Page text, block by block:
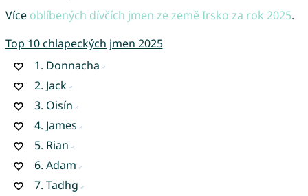
Více oblíbených dívčích jmen ze země Irsko za rok 2025.
Top 10 chlapeckých jmen 2025
1. Donnacha
2. Jack
3. Oisín
4. James
5. Rian
6. Adam
7. Tadhg